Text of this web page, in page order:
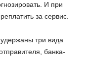
И при
за сервис.
три вида
банка-